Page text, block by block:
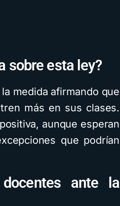
sobre esta ley?
medida afirmando que
más en sus clases.
aunque esperan
que podrían
ante la